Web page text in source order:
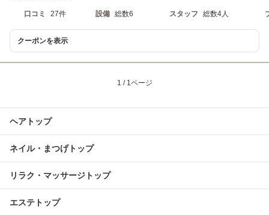
口コミ 27件 設備 総数6 スタッフ 総数4人
クーポンを表示
1 / 1ページ
ヘアトップ
ネイル・まつげトップ
リラク・マッサージトップ
エステトップ